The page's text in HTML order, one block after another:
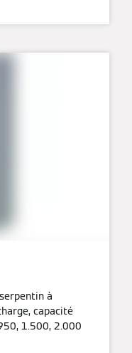
à
capacité
1.500, 2.000